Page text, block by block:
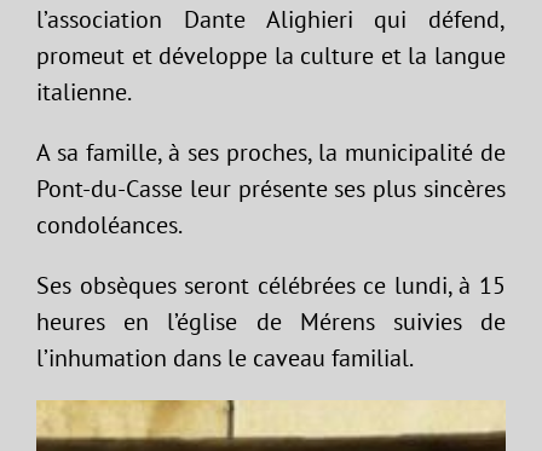
l’association Dante Alighieri qui défend,
promeut et développe la culture et la langue
italienne.
A sa famille, à ses proches, la municipalité de
Pont-du-Casse leur présente ses plus sincères
condoléances.
Ses obsèques seront célébrées ce lundi, à 15
heures en l’église de Mérens suivies de
l’inhumation dans le caveau familial.